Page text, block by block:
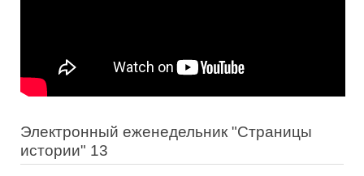
Электронный еженедельник "Страницы
истории" 13